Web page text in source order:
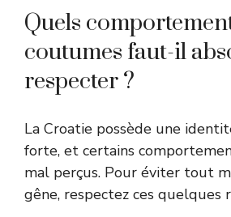
Quels
coutumes faut-il
respecter ?
La Croatie possède une
forte, et certains
mal perçus. Pour éviter tout
gêne, respectez ces quelques